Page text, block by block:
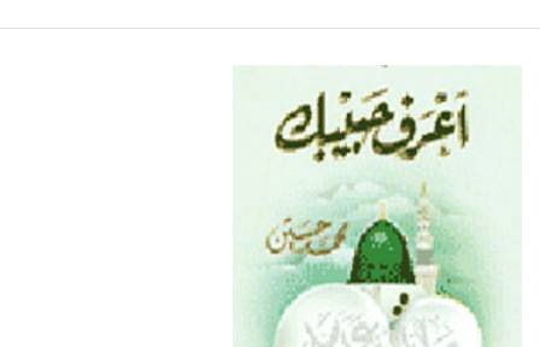
مفسدات القلوب الخمسة
الأســرة وتربـية النشء
من تراث الشيح محمد حسين عيسى رحمه الله تهنئة بحلول